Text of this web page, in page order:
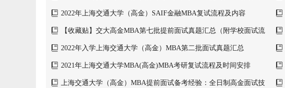
试形式
2022年上海交通大学（高金）SAIF金融MBA复试流程及内容
【收藏贴】交大高金MBA第七批提前面试真题汇总（附学校面试流
2022年入学上海交通大学（高金）MBA第二批面试真题汇总
2021年上海交通大学MBA(高金)MBA考研复试流程及时间安排
上海交通大学（高金）MBA提前面试备考经验：全日制高金面试技